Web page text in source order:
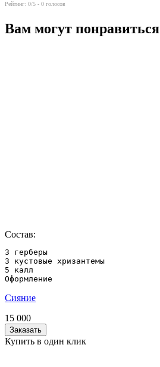
Рейтинг: 0/5 - 0 голосов
Вам могут понравиться
Состав:
3 герберы
3 кустовые хризантемы
5 калл
Оформление
Сияние
15 000
Заказать
Купить в один клик